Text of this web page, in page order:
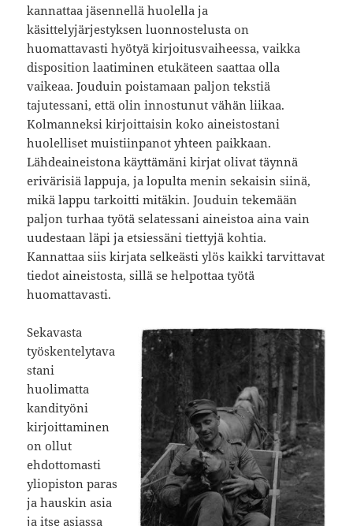
kannattaa jäsennellä huolella ja
käsittelyjärjestyksen luonnostelusta on
huomattavasti hyötyä kirjoitusvaiheessa, vaikka
disposition laatiminen etukäteen saattaa olla
vaikeaa. Jouduin poistamaan paljon tekstiä
tajutessani, että olin innostunut vähän liikaa.
Kolmanneksi kirjoittaisin koko aineistostani
huolelliset muistiinpanot yhteen paikkaan.
Lähdeaineistona käyttämäni kirjat olivat täynnä
erivärisiä lappuja, ja lopulta menin sekaisin siinä,
mikä lappu tarkoitti mitäkin. Jouduin tekemään
paljon turhaa työtä selatessani aineistoa aina vain
uudestaan läpi ja etsiessäni tiettyjä kohtia.
Kannattaa siis kirjata selkeästi ylös kaikki tarvittavat
tiedot aineistosta, sillä se helpottaa työtä
huomattavasti.
Sekavasta
työskentelytava
stani
huolimatta
kandityöni
kirjoittaminen
on ollut
ehdottomasti
yliopiston paras
ja hauskin asia
ja itse asiassa